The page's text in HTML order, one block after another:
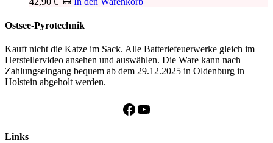
Ostsee-Pyrotechnik
Kauft nicht die Katze im Sack. Alle Batteriefeuerwerke gleich im
Herstellervideo ansehen und auswählen. Die Ware kann nach
Zahlungseingang bequem ab dem 29.12.2025 in Oldenburg in
Holstein abgeholt werden.
Facebook
YouTube
Links